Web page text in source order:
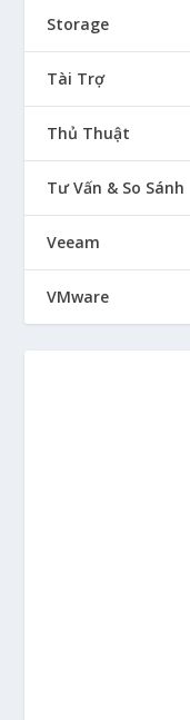
Storage
Tài Trợ
Thủ Thuật
Tư Vấn & So Sánh
Veeam
VMware